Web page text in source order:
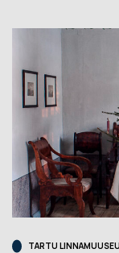
TARTU